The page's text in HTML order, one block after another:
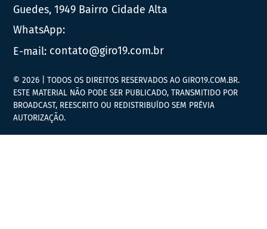
Guedes, 1949 Bairro Cidade Alta
WhatsApp:
E-mail: contato@giro19.com.br
© 2026 | TODOS OS DIREITOS RESERVADOS AO GIRO19.COM.BR.
ESTE MATERIAL NÃO PODE SER PUBLICADO, TRANSMITIDO POR
BROADCAST, REESCRITO OU REDISTRIBUÍDO SEM PRÉVIA
AUTORIZAÇÃO.